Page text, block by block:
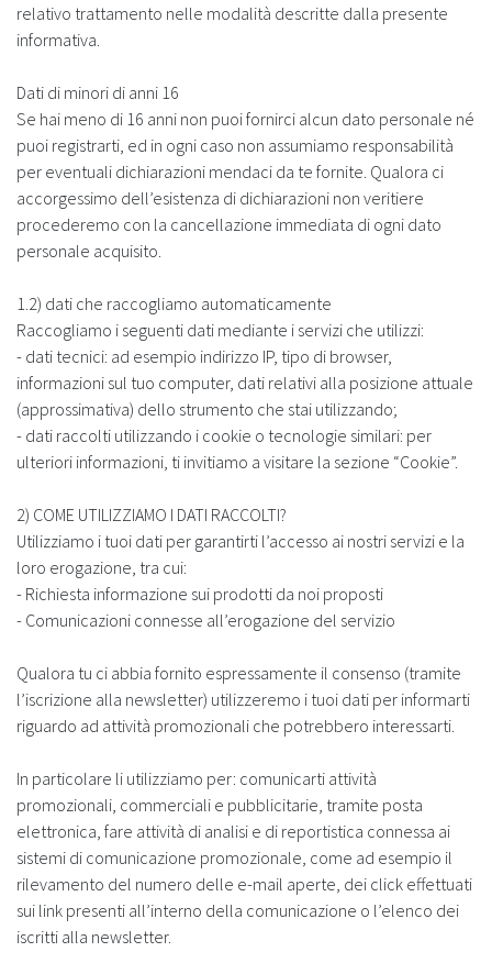
relativo trattamento nelle modalità descritte dalla presente
informativa.
Dati di minori di anni 16
Se hai meno di 16 anni non puoi fornirci alcun dato personale né
puoi registrarti, ed in ogni caso non assumiamo responsabilità
per eventuali dichiarazioni mendaci da te fornite. Qualora ci
accorgessimo dell’esistenza di dichiarazioni non veritiere
procederemo con la cancellazione immediata di ogni dato
personale acquisito.
1.2) dati che raccogliamo automaticamente
Raccogliamo i seguenti dati mediante i servizi che utilizzi:
- dati tecnici: ad esempio indirizzo IP, tipo di browser,
informazioni sul tuo computer, dati relativi alla posizione attuale
(approssimativa) dello strumento che stai utilizzando;
- dati raccolti utilizzando i cookie o tecnologie similari: per
ulteriori informazioni, ti invitiamo a visitare la sezione “Cookie”.
2) COME UTILIZZIAMO I DATI RACCOLTI?
Utilizziamo i tuoi dati per garantirti l’accesso ai nostri servizi e la
loro erogazione, tra cui:
- Richiesta informazione sui prodotti da noi proposti
- Comunicazioni connesse all’erogazione del servizio
Qualora tu ci abbia fornito espressamente il consenso (tramite
l’iscrizione alla newsletter) utilizzeremo i tuoi dati per informarti
riguardo ad attività promozionali che potrebbero interessarti.
In particolare li utilizziamo per: comunicarti attività
promozionali, commerciali e pubblicitarie, tramite posta
elettronica, fare attività di analisi e di reportistica connessa ai
sistemi di comunicazione promozionale, come ad esempio il
rilevamento del numero delle e-mail aperte, dei click effettuati
sui link presenti all’interno della comunicazione o l’elenco dei
iscritti alla newsletter.